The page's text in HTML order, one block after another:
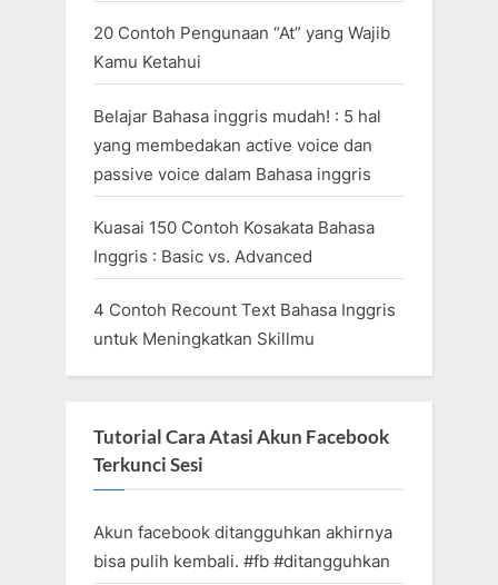
20 Contoh Pengunaan “At” yang Wajib
Kamu Ketahui
Belajar Bahasa inggris mudah! : 5 hal
yang membedakan active voice dan
passive voice dalam Bahasa inggris
Kuasai 150 Contoh Kosakata Bahasa
Inggris : Basic vs. Advanced
4 Contoh Recount Text Bahasa Inggris
untuk Meningkatkan Skillmu
Tutorial Cara Atasi Akun Facebook
Terkunci Sesi
Akun facebook ditangguhkan akhirnya
bisa pulih kembali. #fb #ditangguhkan